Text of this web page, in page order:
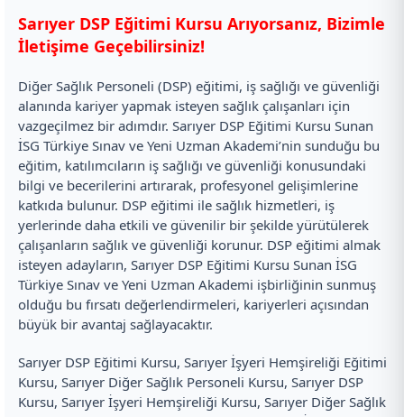
Sarıyer DSP Eğitimi Kursu Arıyorsanız, Bizimle
İletişime Geçebilirsiniz!
Diğer Sağlık Personeli (DSP) eğitimi, iş sağlığı ve güvenliği
alanında kariyer yapmak isteyen sağlık çalışanları için
vazgeçilmez bir adımdır. Sarıyer DSP Eğitimi Kursu Sunan
İSG Türkiye Sınav ve Yeni Uzman Akademi’nin sunduğu bu
eğitim, katılımcıların iş sağlığı ve güvenliği konusundaki
bilgi ve becerilerini artırarak, profesyonel gelişimlerine
katkıda bulunur. DSP eğitimi ile sağlık hizmetleri, iş
yerlerinde daha etkili ve güvenilir bir şekilde yürütülerek
çalışanların sağlık ve güvenliği korunur. DSP eğitimi almak
isteyen adayların, Sarıyer DSP Eğitimi Kursu Sunan İSG
Türkiye Sınav ve Yeni Uzman Akademi işbirliğinin sunmuş
olduğu bu fırsatı değerlendirmeleri, kariyerleri açısından
büyük bir avantaj sağlayacaktır.
Sarıyer DSP Eğitimi Kursu, Sarıyer İşyeri Hemşireliği Eğitimi
Kursu, Sarıyer Diğer Sağlık Personeli Kursu, Sarıyer DSP
Kursu, Sarıyer İşyeri Hemşireliği Kursu, Sarıyer Diğer Sağlık